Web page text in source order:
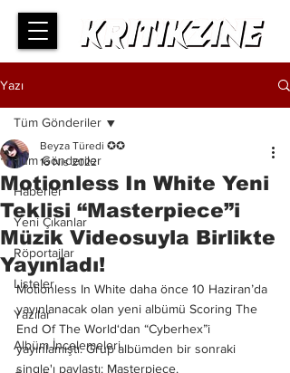
Yazı
Tüm Gönderiler
Haberler
Yeni Çıkanlar
Röportajlar
Listeler
Yazılar
Albüm İncelemeleri
Tüm Gönderiler
Motionless In White Yeni
Teklisi “Masterpiece”i
Müzik Videosuyla Birlikte
Yayınladı!
Beyza Türedi ✪✪
16 Nis 2022
Motionless In White daha önce 10 Haziran’da
yayınlanacak olan yeni albümü Scoring The
End Of The World‘dan “Cyberhex”i
yayınlamıştı. Grup albümden bir sonraki
single'ı paylaştı: Masterpiece.